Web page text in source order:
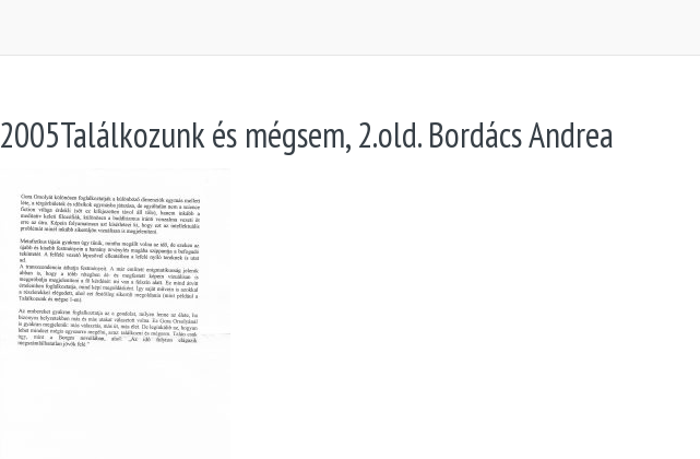
2005Találkozunk és mégsem, 2.old. Bordács Andrea